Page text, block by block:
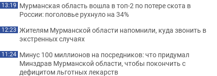
13:19 Мурманская область вошла в топ-2 по потере скота в
России: поголовье рухнуло на 34%
12:23 Жителям Мурманской области напомнили, куда звонить в
экстренных случаях
11:24 Минус 100 миллионов на посредников: что придумал
Минздрав Мурманской области, чтобы покончить с
дефицитом льготных лекарств